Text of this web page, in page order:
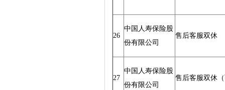
26
中国人寿保险股
份有限公司
售后客服双休
27
中国人寿保险股
份有限公司
售后客服双休